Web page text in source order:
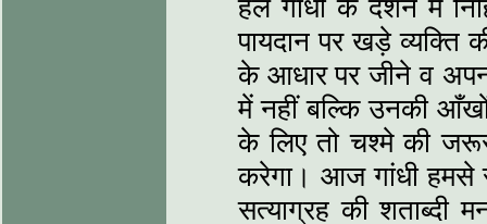
हल गांधी के दर्शन में
पायदान पर खड़े व्यक्ति
के आधार पर जीने व
में नहीं बल्कि उनकी
के लिए तो चश्मे की
करेगा। आज गांधी हमसे
सत्याग्रह की शताब्दी